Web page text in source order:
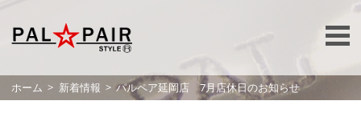
ホーム 新着情報 パルペア延岡店 7月店休日のお知らせ